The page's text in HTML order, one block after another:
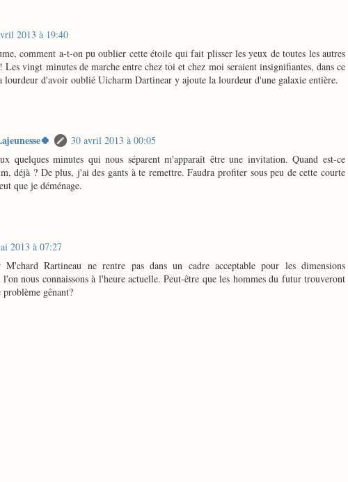
2013 à 19:40
comment a-t-on pu oublier cette étoile qui fait plisser les yeux de toutes les autres
Les vingt minutes de marche entre chez toi et chez moi seraient insignifiantes, dans ce
lourdeur d'avoir oublié Uicharm Dartinear y ajoute la lourdeur d'une galaxie entière.
30 avril 2013 à 00:05
quelques minutes qui nous séparent m'apparaît être une invitation. Quand est-ce
déjà ? De plus, j'ai des gants à te remettre. Faudra profiter sous peu de cette courte
que je déménage.
2013 à 07:27
Rartineau ne rentre pas dans un cadre acceptable pour les dimensions
l'on nous connaissons à l'heure actuelle. Peut-être que les hommes du futur trouveront
problème gênant?